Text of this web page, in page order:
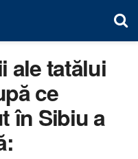
ale tatălui
ce
în Sibiu a